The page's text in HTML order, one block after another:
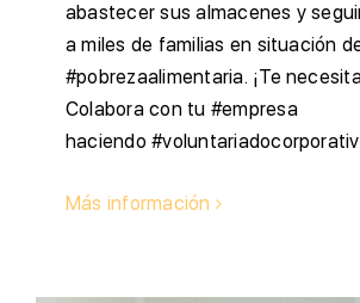
abastecer sus almacenes y
a miles de familias en situación
#pobrezaalimentaria. ¡Te
Colabora con tu #empresa
haciendo
Más información